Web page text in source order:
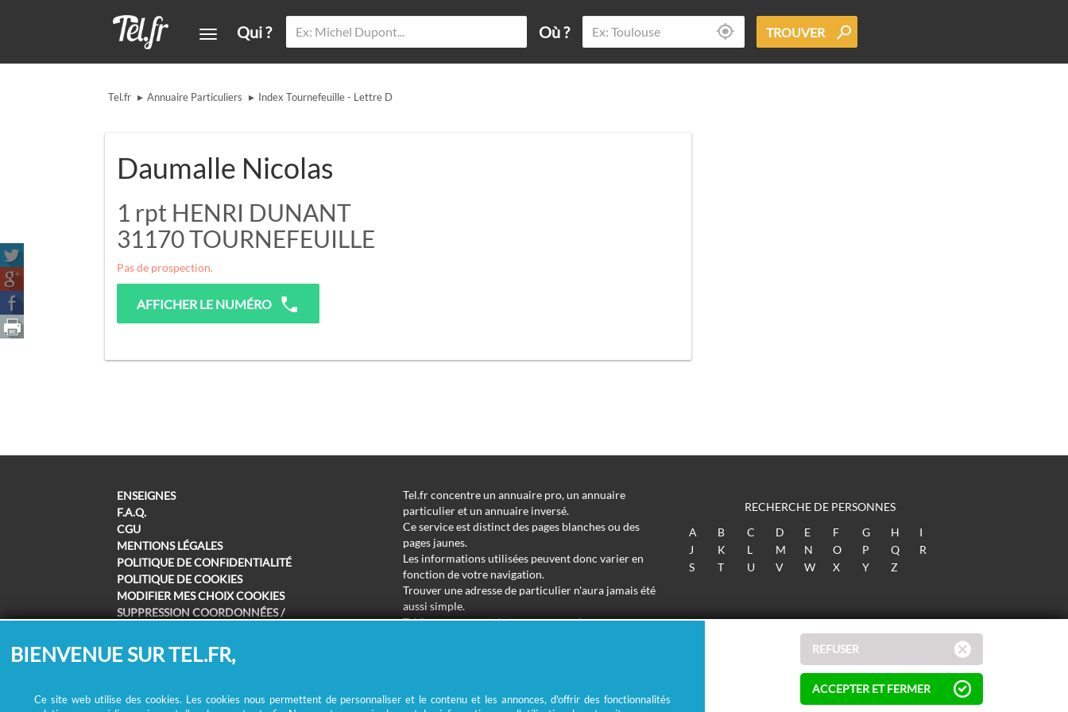
Qui ? Où ? TROUVER
Tel.fr ▸ Annuaire Particuliers ▸ Index Tournefeuille - Lettre D
Daumalle Nicolas
1 rpt HENRI DUNANT
31170TOURNEFEUILLE
Pas de prospection.
AFFICHER LE NUMÉRO
ENSEIGNES
F.A.Q.
CGU
MENTIONS LÉGALES
POLITIQUE DE CONFIDENTIALITÉ
POLITIQUE DE COOKIES
MODIFIER MES CHOIX COOKIES
SUPPRESSION COORDONNÉES /
Tel.fr concentre un annuaire pro, un annuaire
particulier et un annuaire inversé.
Ce service est distinct des pages blanches ou des
pages jaunes.
Les informations utilisées peuvent donc varier en
fonction de votre navigation.
Trouver une adresse de particulier n'aura jamais été
aussi simple.
Tel.fr vous permet de trouver une adresse avec un
RECHERCHE DE PERSONNES
A
B C D E F G H
I
J
K L M N O P Q
R
S
T U V W X Y Z
© Ecométrie 2026
BIENVENUE SUR TEL.FR,
Ce site web utilise des cookies. Les cookies nous permettent de personnaliser et le contenu et les annonces, d'offrir des fonctionnalités
REFUSER
ACCEPTER ET FERMER